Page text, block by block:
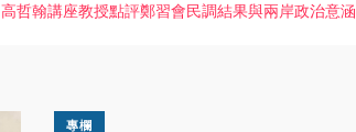
高哲翰講座教授點評鄭習會民調結果與兩岸政治意涵
專欄